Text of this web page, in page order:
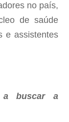
no país,
de saúde
e assistentes
a buscar a